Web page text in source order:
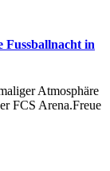
Fussballnacht in
Atmosphäre
FCS Arena.Freue